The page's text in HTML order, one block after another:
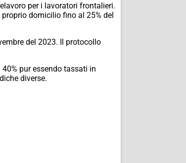
per i lavoratori frontalieri.
domicilio fino al 25% del
del 2023. Il protocollo
pur essendo tassati in
diverse.